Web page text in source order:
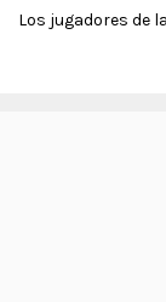
Los jugadores de